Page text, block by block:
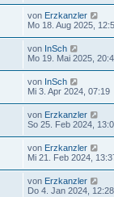
von Erzkanzler
Mo 18. Aug 2025,
von InSch
Mo 19. Mai 2025,
von InSch
Mi 3. Apr 2024, 07:19
von Erzkanzler
So 25. Feb 2024,
von Erzkanzler
Mi 21. Feb 2024,
von Erzkanzler
Do 4. Jan 2024, 12:28